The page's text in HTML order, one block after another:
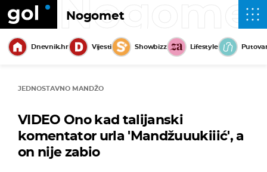
Nogomet
Dnevnik.hr Vijesti Showbizz Lifestyle
JEDNOSTAVNO MANDŽO
VIDEO Ono kad talijanski
komentator urla 'Mandžuuukiiić', a
on nije zabio